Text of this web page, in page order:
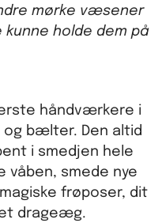
mørke væsener
kunne holde dem på
håndværkere i
og bælter. Den altid
i smedjen hele
våben, smede nye
frøposer, dit
drageæg.